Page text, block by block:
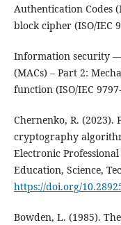
Authentication Codes
block cipher (ISO/IEC
Information security —
(MACs) – Part 2:
function (ISO/IEC
Chernenko, R.
cryptography
Electronic
Education, Science,
https://doi.org/
Bowden, L. (1985).